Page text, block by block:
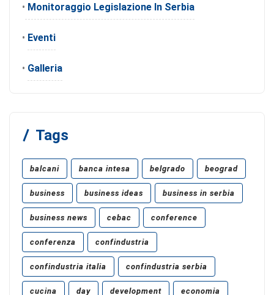
• Monitoraggio Legislazione In Serbia
• Eventi
• Galleria
Tags
balcani banca intesa belgrado beograd
business business ideas business in serbia
business news cebac conference
conferenza confindustria
confindustria italia confindustria serbia
cucina day development economia